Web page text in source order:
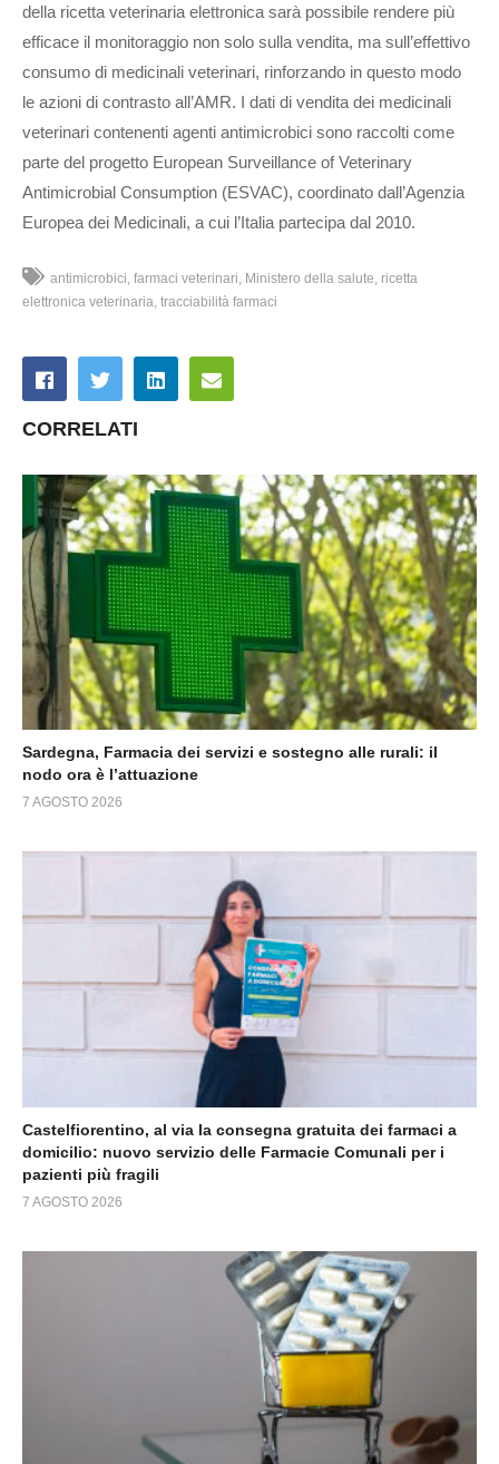
della ricetta veterinaria elettronica sarà possibile rendere più
efficace il monitoraggio non solo sulla vendita, ma sull’effettivo
consumo di medicinali veterinari, rinforzando in questo modo
le azioni di contrasto all’AMR. I dati di vendita dei medicinali
veterinari contenenti agenti antimicrobici sono raccolti come
parte del progetto European Surveillance of Veterinary
Antimicrobial Consumption (ESVAC), coordinato dall’Agenzia
Europea dei Medicinali, a cui l’Italia partecipa dal 2010.
antimicrobici farmaci veterinari Ministero della salute ricetta
elettronica veterinaria tracciabilità farmaci
CORRELATI
Sardegna, Farmacia dei servizi e sostegno alle rurali: il
nodo ora è l’attuazione
7 AGOSTO 2026
Castelfiorentino, al via la consegna gratuita dei farmaci a
domicilio: nuovo servizio delle Farmacie Comunali per i
pazienti più fragili
7 AGOSTO 2026